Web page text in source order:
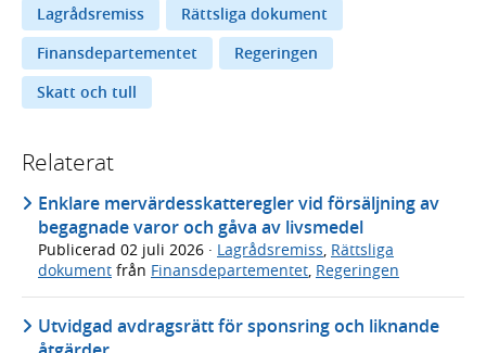
Lagrådsremiss
Rättsliga dokument
Finansdepartementet
Regeringen
Skatt och tull
Relaterat
Enklare mervärdesskatteregler vid försäljning av
begagnade varor och gåva av livsmedel
Publicerad 02 juli 2026 · Lagrådsremiss Rättsliga
dokument från Finansdepartementet Regeringen
Utvidgad avdragsrätt för sponsring och liknande